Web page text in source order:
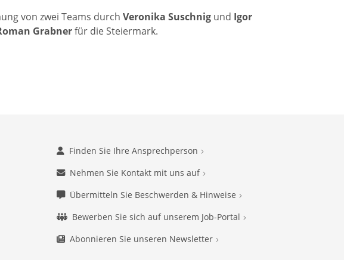
von zwei Teams durch Veronika Suschnigund Igor
Grabnerfür die Steiermark.
Finden Sie Ihre Ansprechperson
Nehmen Sie Kontakt mit uns auf
Übermitteln Sie Beschwerden & Hinweise
Bewerben Sie sich auf unserem Job-Portal
Abonnieren Sie unseren Newsletter